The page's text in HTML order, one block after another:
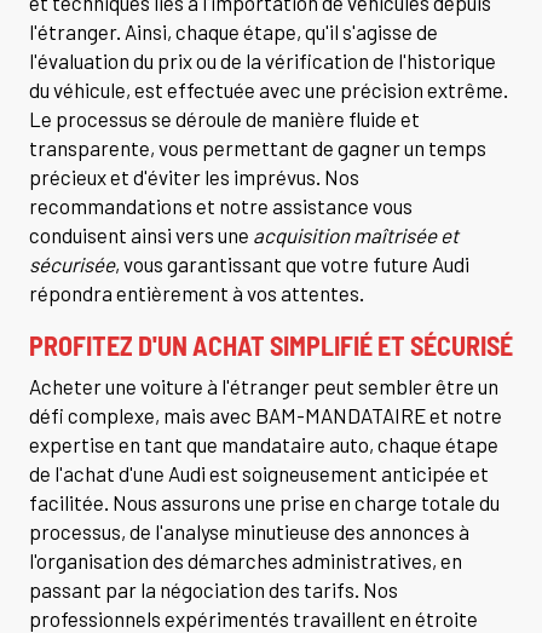
l'étranger. Ainsi, chaque étape, qu'il s'agisse de
l'évaluation du prix ou de la vérification de l'historique
du véhicule, est effectuée avec une précision extrême.
Le processus se déroule de manière fluide et
transparente, vous permettant de gagner un temps
précieux et d'éviter les imprévus. Nos
recommandations et notre assistance vous
conduisent ainsi vers une acquisition maîtrisée et
sécurisée, vous garantissant que votre future Audi
répondra entièrement à vos attentes.
PROFITEZ D'UN ACHAT SIMPLIFIÉ ET SÉCURISÉ
Acheter une voiture à l'étranger peut sembler être un
défi complexe, mais avec BAM-MANDATAIRE et notre
expertise en tant que mandataire auto, chaque étape
de l'achat d'une Audi est soigneusement anticipée et
facilitée. Nous assurons une prise en charge totale du
processus, de l'analyse minutieuse des annonces à
l'organisation des démarches administratives, en
passant par la négociation des tarifs. Nos
professionnels expérimentés travaillent en étroite